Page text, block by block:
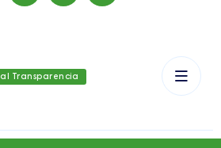
Transparencia